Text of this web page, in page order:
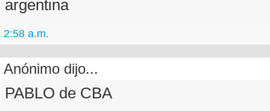
argentina
2:58 a.m.
Anónimo dijo...
PABLO de CBA